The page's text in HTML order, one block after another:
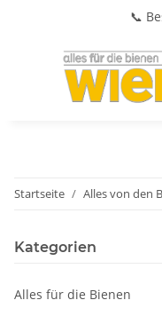
📞
Startseite Alles von den
Kategorien
Alles für die Bienen